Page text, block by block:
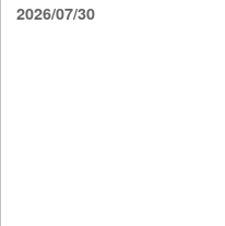
2026/07/30